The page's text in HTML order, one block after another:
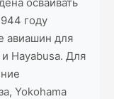
году
авиашин для
Hayabusa. Для
Yokohama